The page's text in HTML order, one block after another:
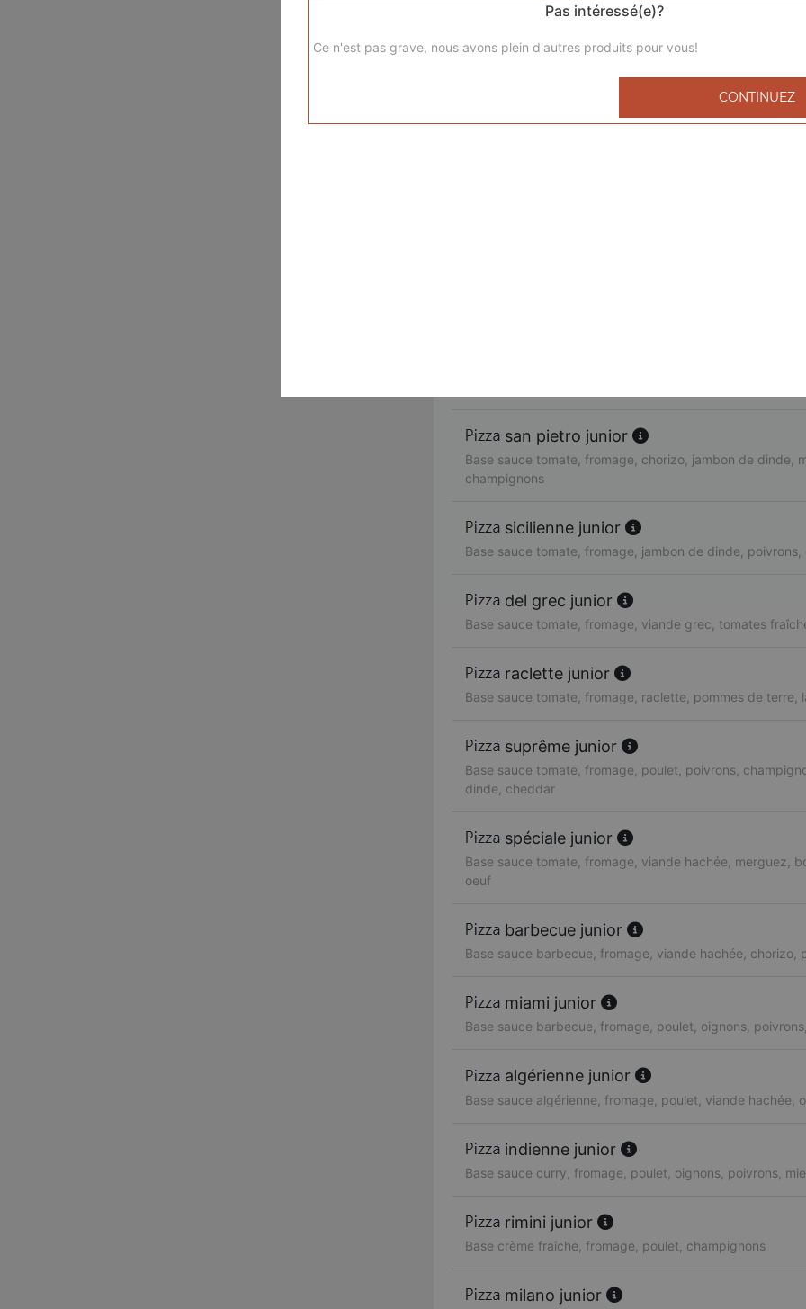
Base sauce tomate, fromage, jambon de dinde,
fruits de mer junior
san pietro junior
Base sauce tomate, fromage, chorizo, jambon de dinde,
champignons
sicilienne junior
Base sauce tomate, fromage, jambon de dinde, poivrons,
del grec junior
Base sauce tomate, fromage, viande grec, tomates
raclette junior
Base sauce tomate, fromage, raclette, pommes de terre,
suprême junior
Base sauce tomate, fromage, poulet, poivrons,
dinde, cheddar
spéciale junior
Base sauce tomate, fromage, viande hachée, merguez,
oeuf
barbecue junior
Base sauce barbecue, fromage, viande hachée, chorizo,
miami junior
Base sauce barbecue, fromage, poulet, oignons,
algérienne junior
Base sauce algérienne, fromage, poulet, viande hachée,
indienne junior
Base sauce curry, fromage, poulet, oignons, poivrons,
rimini junior
Base crème fraîche, fromage, poulet, champignons
milano junior
Pas intéressé(e)?
Ce n'est pas grave, nous avons plein d'autres produits pour vous!
CONTINUEZ